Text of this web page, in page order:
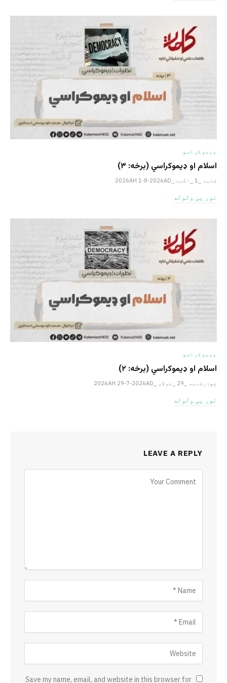
ډیموکراسي
اسلام او ډیموکراسي (برخه: ۳)
شنبه _1 _اگست _2026AH 1-8-2026AD
نور یی ولوله
ډیموکراسي
اسلام او ډیموکراسي (برخه: ۲)
چهارشنبه _29 _جولای _2026AH 29-7-2026AD
نور یی ولوله
LEAVE A REPLY
Save my name, email, and website in this browser for